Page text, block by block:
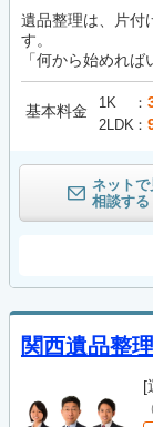
遺品整理は、片付
す。
「何から始めれば
基本料金 1K
2LDK
ネットで
相談する
関西遺品整
[